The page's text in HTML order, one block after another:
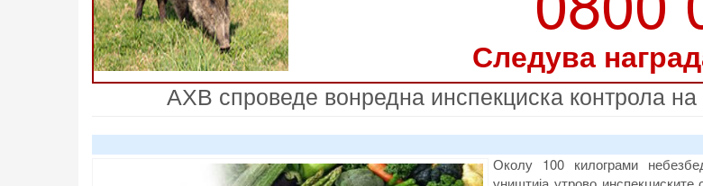
Следува
АХВ спроведе вонредна инспекциска контрола на
Околу 100 килограми